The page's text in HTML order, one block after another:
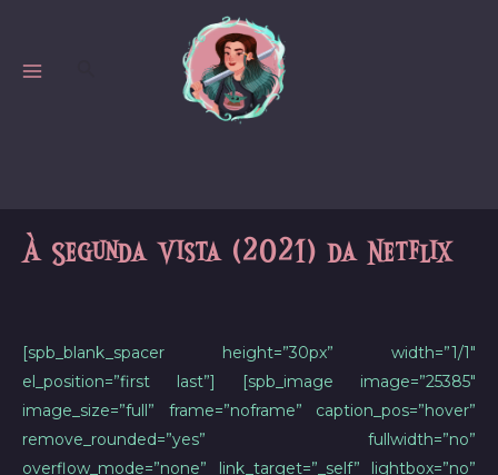
content
À Segunda Vista (2021) da Netflix
[spb_blank_spacer height=”30px” width=”1/1″
el_position=”first last”] [spb_image image=”25385″
image_size=”full” frame=”noframe” caption_pos=”hover”
remove_rounded=”yes” fullwidth=”no”
overflow_mode=”none” link_target=”_self” lightbox=”no”